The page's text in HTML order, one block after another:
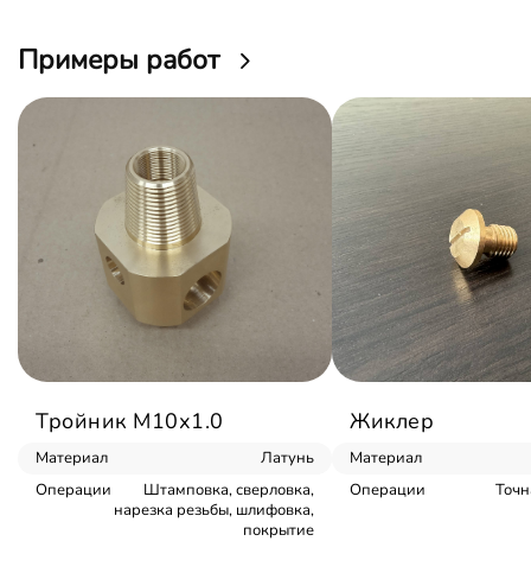
Примеры работ
Тройник М10х1.0
Материал
Латунь
Операции
Штамповка, сверловка,
нарезка резьбы, шлифовка,
покрытие
Жиклер
Материал
Операции